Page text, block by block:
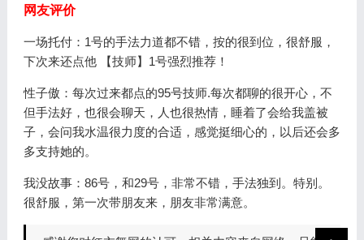
网友评价
一场托付：1号的手法力道都不错，按的很到位，很舒服，
下次来还点他 【技师】1号强烈推荐！
性子傲：每次过来都点的95号技师.每次都聊的很开心，不
但手法好，也很会聊天，人也很热情，睡着了会给我盖被
子，会问我水温很力度的合适，感觉挺细心的，以后还会多
多支持她的。
我没故事：86号，和29号，非常不错，手法独到。特别。
很舒服，第一次带朋友来，朋友非常满意。